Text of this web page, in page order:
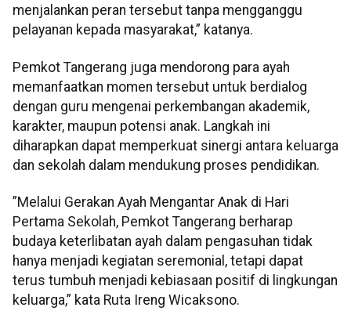
menjalankan peran tersebut tanpa mengganggu
pelayanan kepada masyarakat,” katanya.
Pemkot Tangerang juga mendorong para ayah
memanfaatkan momen tersebut untuk berdialog
dengan guru mengenai perkembangan akademik,
karakter, maupun potensi anak. Langkah ini
diharapkan dapat memperkuat sinergi antara keluarga
dan sekolah dalam mendukung proses pendidikan.
”Melalui Gerakan Ayah Mengantar Anak di Hari
Pertama Sekolah, Pemkot Tangerang berharap
budaya keterlibatan ayah dalam pengasuhan tidak
hanya menjadi kegiatan seremonial, tetapi dapat
terus tumbuh menjadi kebiasaan positif di lingkungan
keluarga,” kata Ruta Ireng Wicaksono.